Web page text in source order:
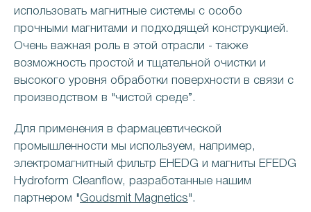
использовать магнитные системы с особо
прочными магнитами и подходящей конструкцией.
Очень важная роль в этой отрасли - также
возможность простой и тщательной очистки и
высокого уровня обработки поверхности в связи с
производством в "чистой среде”.
Для применения в фармацевтической
промышленности мы используем, например,
электромагнитный фильтр EHEDG и магниты EFEDG
Hydroform Cleanflow, разработанные нашим
партнером "Goudsmit Magnetics".